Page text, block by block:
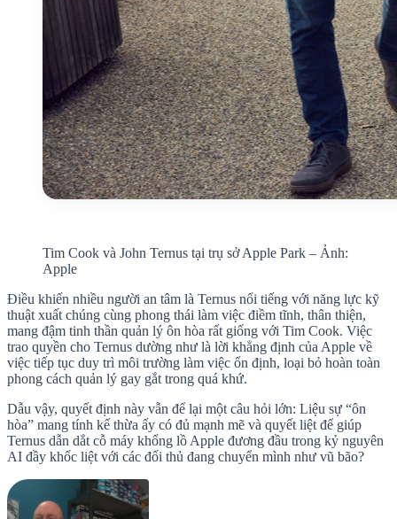
Tim Cook và John Ternus tại trụ sở Apple Park – Ảnh:
Apple
Điều khiến nhiều người an tâm là Ternus nổi tiếng với năng lực kỹ
thuật xuất chúng cùng phong thái làm việc điềm tĩnh, thân thiện,
mang đậm tinh thần quản lý ôn hòa rất giống với Tim Cook. Việc
trao quyền cho Ternus dường như là lời khẳng định của Apple về
việc tiếp tục duy trì môi trường làm việc ổn định, loại bỏ hoàn toàn
phong cách quản lý gay gắt trong quá khứ.
Dẫu vậy, quyết định này vẫn để lại một câu hỏi lớn: Liệu sự “ôn
hòa” mang tính kế thừa ấy có đủ mạnh mẽ và quyết liệt để giúp
Ternus dẫn dắt cỗ máy khổng lồ Apple đương đầu trong kỷ nguyên
AI đầy khốc liệt với các đối thủ đang chuyển mình như vũ bão?